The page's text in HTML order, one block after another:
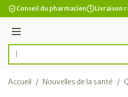
Aller au contenu
Conseil du pharmacien Livraison
Menu
Rechercher
Accueil / Nouvelles de la santé /